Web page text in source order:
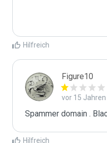
Hilfreich
Figure10
vor 15 Jahren
Spammer domain .
Hilfreich